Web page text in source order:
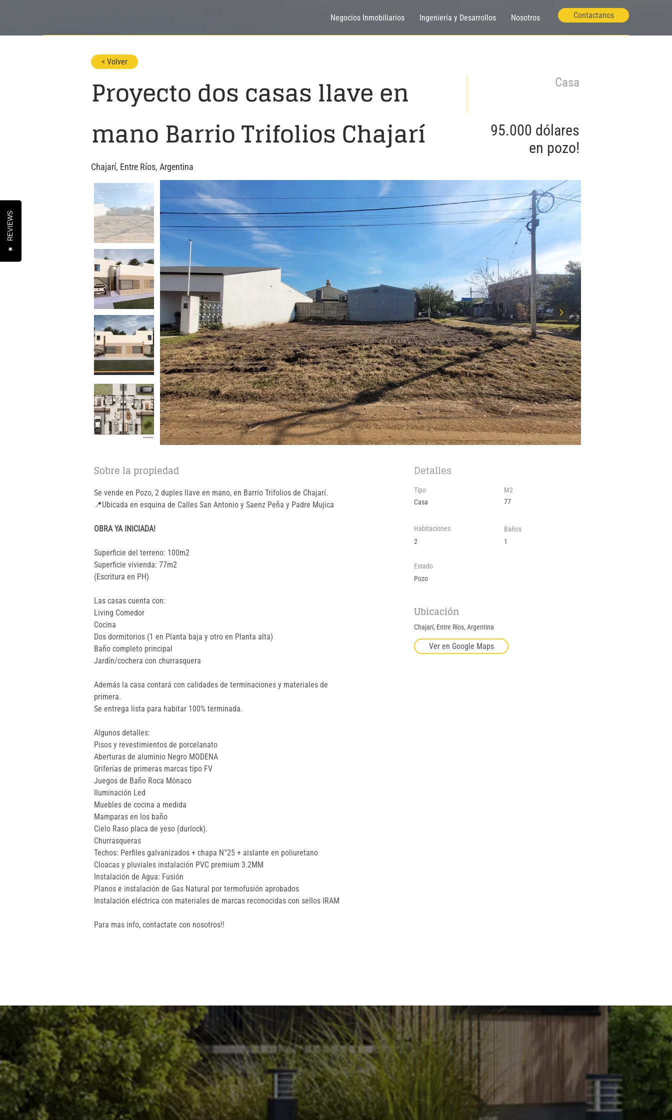
Negocios Inmobiliarios Ingeniería y Desarrollos Nosotros Contactanos
< Volver
Proyecto dos casas llave en
mano Barrio Trifolios Chajarí
Chajarí, Entre Ríos, Argentina
Casa
95.000 dólares
en pozo!
Sobre la propiedad
Se vende en Pozo, 2 duples llave en mano, en Barrio Trifolios de Chajarí.
📍Ubicada en esquina de Calles San Antonio y Saenz Peña y Padre Mujica
OBRA YA INICIADA!
Superficie del terreno: 100m2
Superficie vivienda: 77m2
(Escritura en PH)
Las casas cuenta con:
Living Comedor
Cocina
Dos dormitorios (1 en Planta baja y otro en Planta alta)
Baño completo principal
Jardín/cochera con churrasquera
Además la casa contará con calidades de terminaciones y materiales de
primera.
Se entrega lista para habitar 100% terminada.
Algunos detalles:
Pisos y revestimientos de porcelanato
Aberturas de aluminio Negro MODENA
Griferías de primeras marcas tipo FV
Juegos de Baño Roca Mónaco
Iluminación Led
Muebles de cocina a medida
Mamparas en los baño
Cielo Raso placa de yeso (durlock).
Churrasqueras
Techos: Perfiles galvanizados + chapa N°25 + aislante en poliuretano
Cloacas y pluviales instalación PVC premium 3.2MM
Instalación de Agua: Fusión
Planos e instalación de Gas Natural por termofusión aprobados
Instalación eléctrica con materiales de marcas reconocidas con sellos IRAM
Para mas info, contactate con nosotros!!
Detalles
Tipo
Casa
Habitaciones
2
M2
77
Baños
1
Estado
Pozo
Ubicación
Chajarí, Entre Ríos, Argentina
Ver en Google Maps
★
REVIEWS